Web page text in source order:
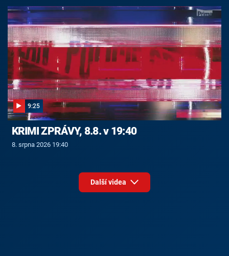
9:25
KRIMI ZPRÁVY, 8.8. v 19:40
8. srpna 2026 19:40
Další videa